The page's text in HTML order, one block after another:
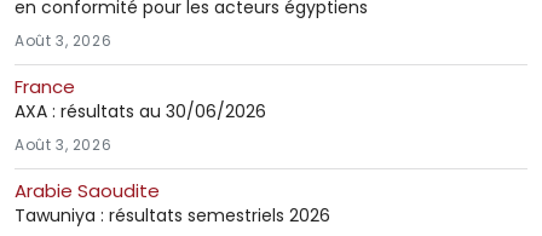
en conformité pour les acteurs égyptiens
Août 3, 2026
France
AXA : résultats au 30/06/2026
Août 3, 2026
Arabie Saoudite
Tawuniya : résultats semestriels 2026